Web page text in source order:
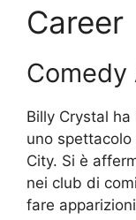
Career
Comedy
Billy Crystal
uno spettacolo
City. Si è
nei club di
fare